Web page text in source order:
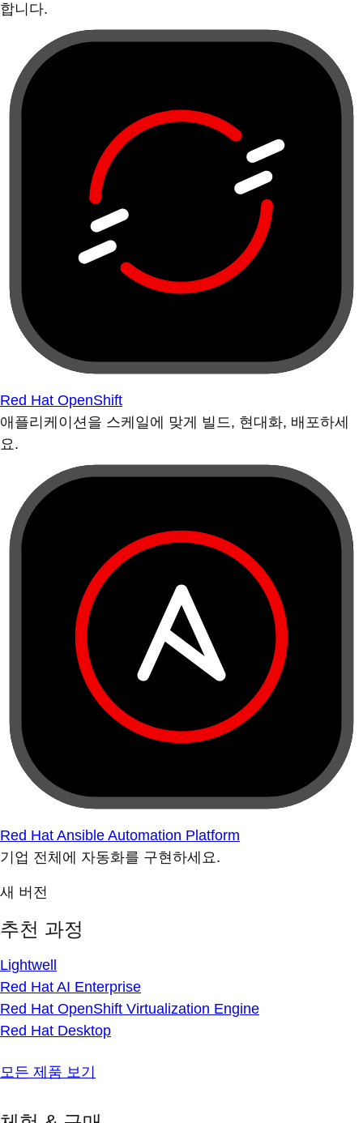
합니다.
Red Hat OpenShift
애플리케이션을 스케일에 맞게 빌드, 현대화, 배포하세
요.
Red Hat Ansible Automation Platform
기업 전체에 자동화를 구현하세요.
새 버전
추천 과정
Lightwell
Red Hat AI Enterprise
Red Hat OpenShift Virtualization Engine
Red Hat Desktop
모든 제품 보기